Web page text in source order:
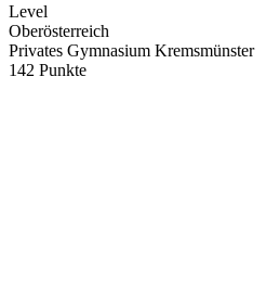
Level
Oberösterreich
Privates Gymnasium Kremsmünster
142 Punkte